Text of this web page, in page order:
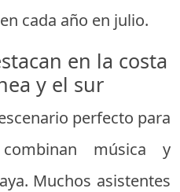
cada año en julio.
en la costa
y el sur
perfecto para
música y
Muchos asistentes